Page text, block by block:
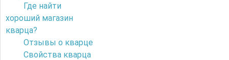
Где найти
хороший магазин
кварца?
Отзывы о кварце
Свойства кварца